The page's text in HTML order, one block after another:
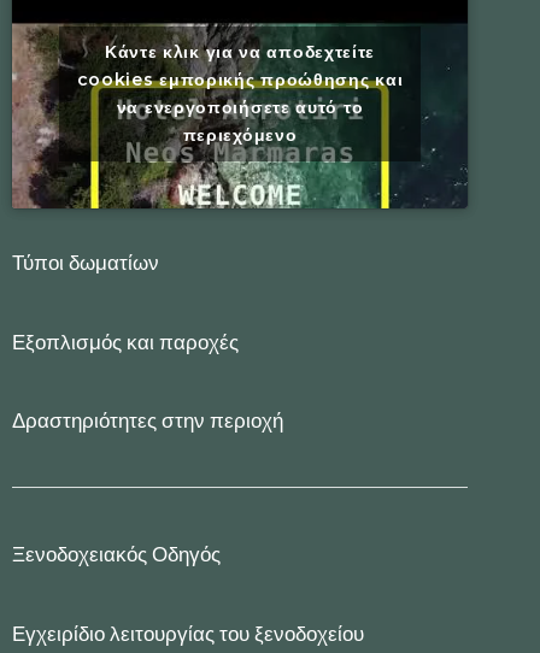
Κάντε κλικ για να αποδεχτείτε
cookies εμπορικής προώθησης και
να ενεργοποιήσετε αυτό το
περιεχόμενο
Τύποι δωματίων
Εξοπλισμός και παροχές
Δραστηριότητες στην περιοχή
Ξενοδοχειακός Οδηγός
Εγχειρίδιο λειτουργίας του ξενοδοχείου